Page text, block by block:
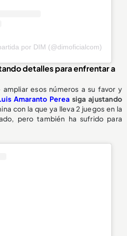
por DIM (@dimoficialcom)
detalles para enfrentar a
esos números a su favor y
Amaranto Perea siga ajustando
con la que ya lleva 2 juegos en la
pero también ha sufrido para